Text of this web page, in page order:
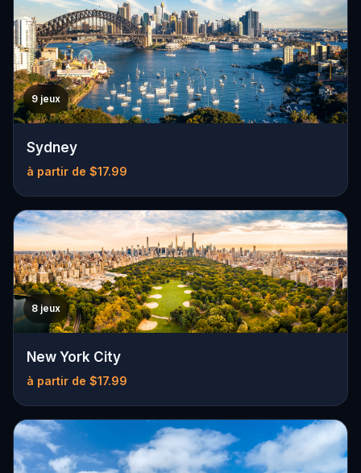
9 jeux
Sydney
à partir de $17.99
8 jeux
New York City
à partir de $17.99